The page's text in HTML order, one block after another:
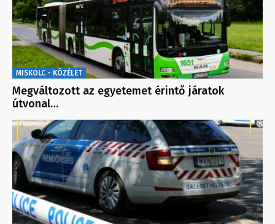
MISKOLC - KÖZÉLET
Megváltozott az egyetemet érintő járatok
útvonal…